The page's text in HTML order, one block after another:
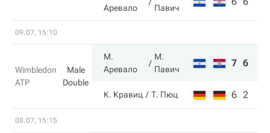
Аревало
Павич
09.07, 15:10
Wimbledon
ATP
Male
Double
М.
Аревало
М.
Павич
7 6
К. Кравиц Т. Пюц 6 2
08.07, 15:15